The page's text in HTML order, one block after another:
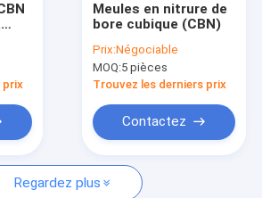
prix
Meules en nitrure de
bore cubique (CBN)
Prix:Négociable
MOQ:5 pièces
Trouvez les derniers prix
Contactez
Regardez plus